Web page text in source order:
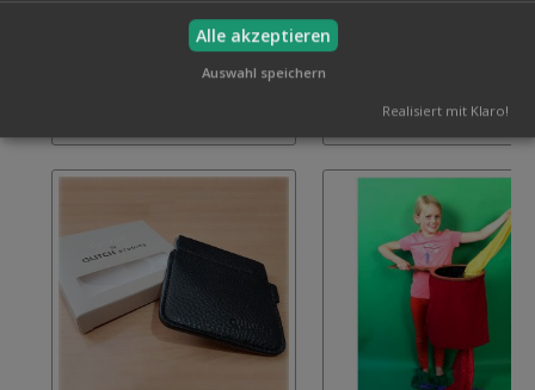
Inkl. 19% MwSt., zzgl.VersandZur
Wunschliste
hinzufügen
Alle akzeptieren
Auswahl speichern
Realisiert mit Klaro!